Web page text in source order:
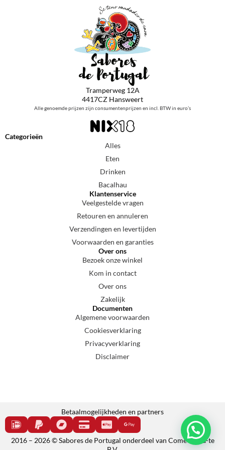
Tramperweg 12A
4417CZ Hansweert
Alle genoemde prijzen zijn consumentenprijzen en incl. BTW in euro’s
Categorieën
Alles
Eten
Drinken
Bacalhau
Klantenservice
Veelgestelde vragen
Retouren en annuleren
Verzendingen en levertijden
Voorwaarden en garanties
Over ons
Bezoek onze winkel
Kom in contact
Over ons
Zakelijk
Documenten
Algemene voorwaarden
Cookiesverklaring
Privacyverklaring
Disclaimer
Betaalmogelijkheden en partners
2016 – 2026 © Sabores de Portugal onderdeel van Come e cala-te